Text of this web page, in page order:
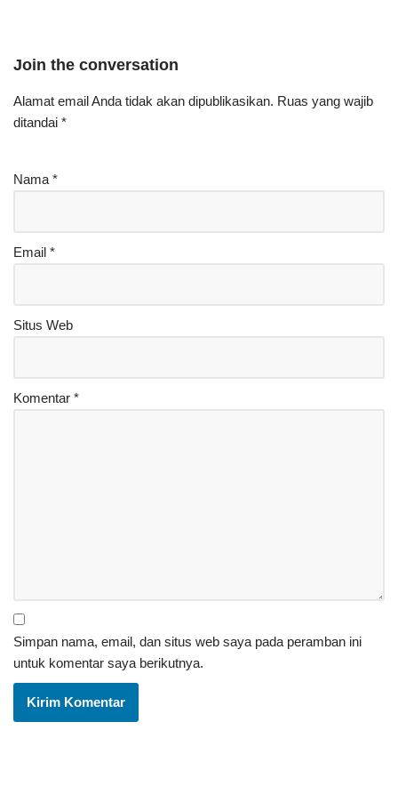
Join the conversation
Alamat email Anda tidak akan dipublikasikan. Ruas yang wajib
ditandai *
Nama *
Email *
Situs Web
Komentar *
Simpan nama, email, dan situs web saya pada peramban ini
untuk komentar saya berikutnya.